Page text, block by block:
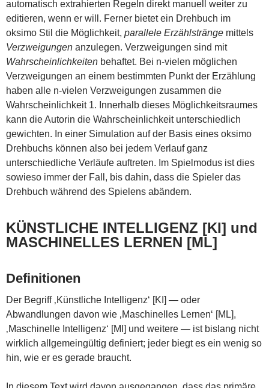
automatisch extrahierten Regeln direkt manuell weiter zu
editieren, wenn er will. Ferner bietet ein Drehbuch im
oksimo Stil die Möglichkeit, parallele Erzählstränge mittels
Verzweigungen anzulegen. Verzweigungen sind mit
Wahrscheinlichkeiten behaftet. Bei n-vielen möglichen
Verzweigungen an einem bestimmten Punkt der Erzählung
haben alle n-vielen Verzweigungen zusammen die
Wahrscheinlichkeit 1. Innerhalb dieses Möglichkeitsraumes
kann die Autorin die Wahrscheinlichkeit unterschiedlich
gewichten. In einer Simulation auf der Basis eines oksimo
Drehbuchs können also bei jedem Verlauf ganz
unterschiedliche Verläufe auftreten. Im Spielmodus ist dies
sowieso immer der Fall, bis dahin, dass die Spieler das
Drehbuch während des Spielens abändern.
KÜNSTLICHE INTELLIGENZ [KI] und
MASCHINELLES LERNEN [ML]
Definitionen
Der Begriff ‚Künstliche Intelligenz‘ [KI] — oder
Abwandlungen davon wie ‚Maschinelles Lernen‘ [ML],
‚Maschinelle Intelligenz‘ [MI] und weitere — ist bislang nicht
wirklich allgemeingültig definiert; jeder biegt es ein wenig so
hin, wie er es gerade braucht.